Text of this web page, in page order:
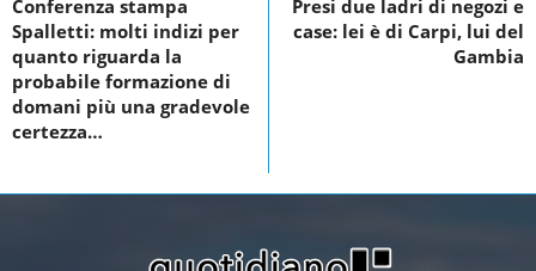
o
o
k
e
r
d
I
n
Conferenza stampa
Spalletti: molti indizi per
quanto riguarda la
probabile formazione di
domani più una gradevole
certezza…
Presi due ladri di negozi e
case: lei è di Carpi, lui del
Gambia